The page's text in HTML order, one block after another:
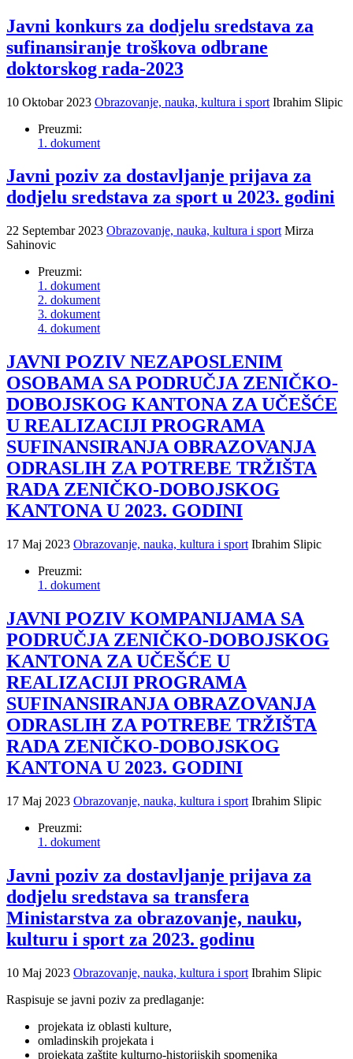
Javni konkurs za dodjelu sredstava za
sufinansiranje troškova odbrane
doktorskog rada-2023
10 Oktobar 2023 Obrazovanje, nauka, kultura i sport Ibrahim Slipic
Preuzmi:
1. dokument
Javni poziv za dostavljanje prijava za
dodjelu sredstava za sport u 2023. godini
22 Septembar 2023 Obrazovanje, nauka, kultura i sport Mirza
Sahinovic
Preuzmi:
1. dokument
2. dokument
3. dokument
4. dokument
JAVNI POZIV NEZAPOSLENIM
OSOBAMA SA PODRUČJA ZENIČKO-
DOBOJSKOG KANTONA ZA UČEŠĆE
U REALIZACIJI PROGRAMA
SUFINANSIRANJA OBRAZOVANJA
ODRASLIH ZA POTREBE TRŽIŠTA
RADA ZENIČKO-DOBOJSKOG
KANTONA U 2023. GODINI
17 Maj 2023 Obrazovanje, nauka, kultura i sport Ibrahim Slipic
Preuzmi:
1. dokument
JAVNI POZIV KOMPANIJAMA SA
PODRUČJA ZENIČKO-DOBOJSKOG
KANTONA ZA UČEŠĆE U
REALIZACIJI PROGRAMA
SUFINANSIRANJA OBRAZOVANJA
ODRASLIH ZA POTREBE TRŽIŠTA
RADA ZENIČKO-DOBOJSKOG
KANTONA U 2023. GODINI
17 Maj 2023 Obrazovanje, nauka, kultura i sport Ibrahim Slipic
Preuzmi:
1. dokument
Javni poziv za dostavljanje prijava za
dodjelu sredstava sa transfera
Ministarstva za obrazovanje, nauku,
kulturu i sport za 2023. godinu
10 Maj 2023 Obrazovanje, nauka, kultura i sport Ibrahim Slipic
Raspisuje se javni poziv za predlaganje:
projekata iz oblasti kulture,
omladinskih projekata i
projekata zaštite kulturno-historijskih spomenika